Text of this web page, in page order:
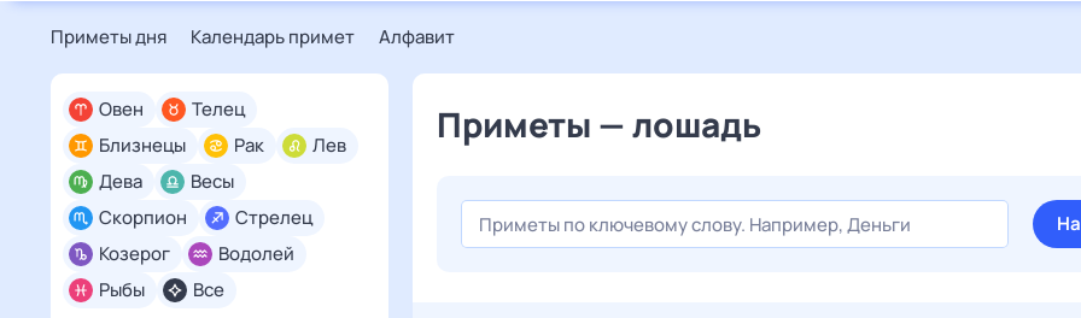
Приметы дня Календарь примет Алфавит
Все
Овен
Телец
Близнецы
Рак
Лев
Дева
Весы
Скорпион
Стрелец
Козерог
Водолей
Рыбы
Приметы — лошадь